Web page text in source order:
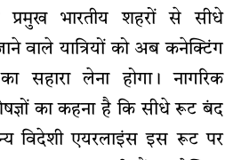
भारतीय शहरों से सीधे
वाले यात्रियों को अब कनेक्टिंग
सहारा लेना होगा। नागरिक
का कहना है कि सीधे रूट बंद
विदेशी एयरलाइंस इस रूट पर